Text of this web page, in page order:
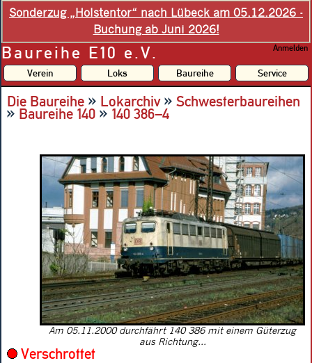
Sonderzug „Holstentor“ nach Lübeck am 05.12.2026 -
Buchung ab Juni 2026!
Baureihe E10 e.V. Anmelden
Verein Loks Baureihe Service
Die Baureihe » Lokarchiv» Schwesterbaureihen
»Baureihe 140 »140 386–4
Am 05.11.2000 durchfährt 140 386 mit einem Güterzug
aus Richtung...
Verschrottet